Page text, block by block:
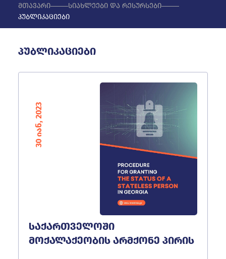
მთავარი
სიახლეები და რესურსები
პუბლიკაციები
პუბლიკაციები
30 იან, 2023
საქართველოში
მოქალაქეობის არმქონე პირის